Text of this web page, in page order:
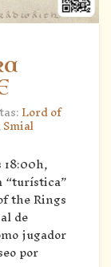
Lord of
Smial
“turística”
the Rings
de
jugador
por